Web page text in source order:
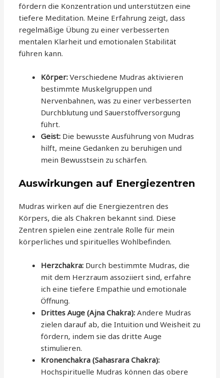
fördern die Konzentration und unterstützen eine
tiefere Meditation. Meine Erfahrung zeigt, dass
regelmäßige Übung zu einer verbesserten
mentalen Klarheit und emotionalen Stabilität
führen kann.
Körper: Verschiedene Mudras aktivieren
bestimmte Muskelgruppen und
Nervenbahnen, was zu einer verbesserten
Durchblutung und Sauerstoffversorgung
führt.
Geist: Die bewusste Ausführung von Mudras
hilft, meine Gedanken zu beruhigen und
mein Bewusstsein zu schärfen.
Auswirkungen auf Energiezentren
Mudras wirken auf die Energiezentren des
Körpers, die als Chakren bekannt sind. Diese
Zentren spielen eine zentrale Rolle für mein
körperliches und spirituelles Wohlbefinden.
Herzchakra: Durch bestimmte Mudras, die
mit dem Herzraum assoziiert sind, erfahre
ich eine tiefere Empathie und emotionale
Öffnung.
Drittes Auge (Ajna Chakra): Andere Mudras
zielen darauf ab, die Intuition und Weisheit zu
fördern, indem sie das dritte Auge
stimulieren.
Kronenchakra (Sahasrara Chakra):
Hochspirituelle Mudras können das obere